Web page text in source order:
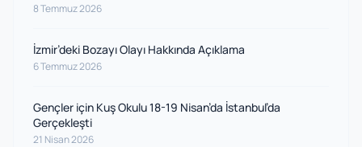
8 Temmuz 2026
İzmir’deki Bozayı Olayı Hakkında Açıklama
6 Temmuz 2026
Gençler için Kuş Okulu 18-19 Nisan’da İstanbul’da
Gerçekleşti
21 Nisan 2026